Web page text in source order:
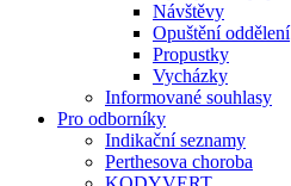
Návštěvy
Opuštění oddělení
Propustky
Vycházky
Informované souhlasy
Pro odborníky
Indikační seznamy
Perthesova choroba